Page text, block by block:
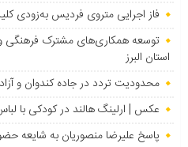
فاز اجرایی متروی فردیس به‌زودی
توسعه همکاری‌های مشترک فرهنگی و
استان البرز
محدودیت تردد در جاده کندوان و
عکس | ارلینگ هالند در کودکی با
پاسخ علیرضا منصوریان به شایعه